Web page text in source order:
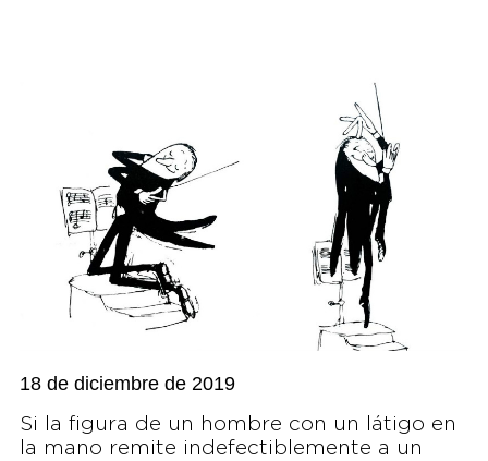
18 de diciembre de 2019
Si la figura de un hombre con un látigo en
la mano remite indefectiblemente a un